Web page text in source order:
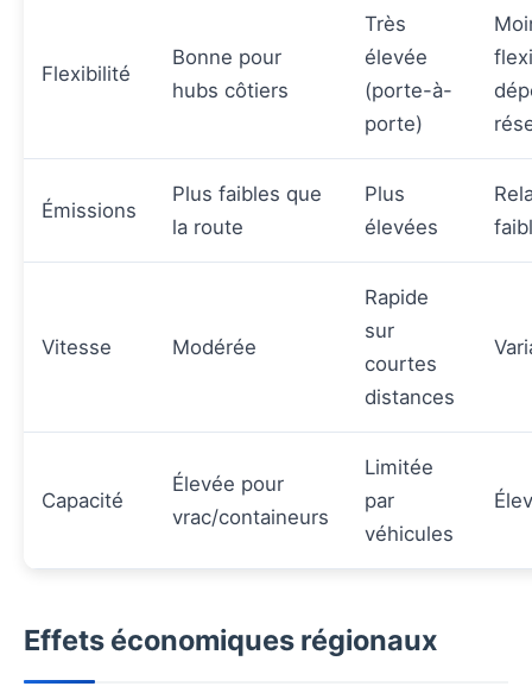
Flexibilité
Bonne pour
hubs côtiers
Très
élevée
(porte-à-
porte)
Émissions
Plus faibles que
la route
Plus
élevées
Vitesse Modérée
Rapide
sur
courtes
distances
Capacité
Élevée pour
vrac/containeurs
Limitée
par
véhicules
Effets économiques régionaux